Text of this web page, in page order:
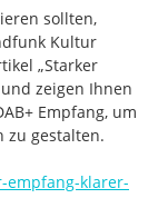
sollten,
Kultur
„Starker
zeigen Ihnen
Empfang, um
zu gestalten.
empfang-klarer-